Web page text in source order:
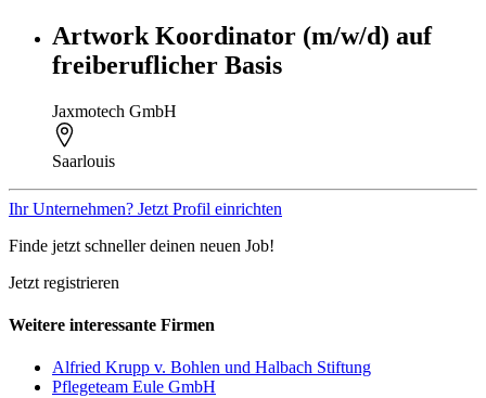
Artwork Koordinator (m/w/d) auf
freiberuflicher Basis
Jaxmotech GmbH
Saarlouis
Ihr Unternehmen? Jetzt Profil einrichten
Finde jetzt schneller deinen neuen Job!
Jetzt registrieren
Weitere interessante Firmen
Alfried Krupp v. Bohlen und Halbach Stiftung
Pflegeteam Eule GmbH